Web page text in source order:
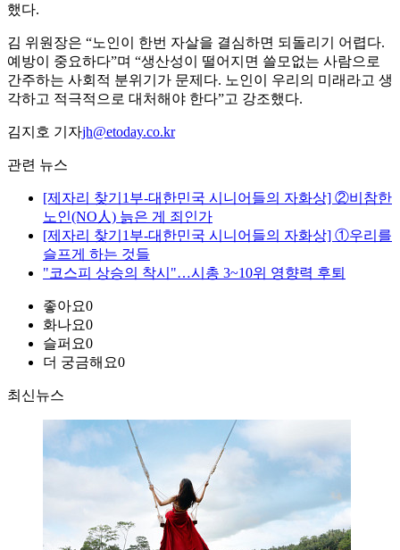
했다.
김 위원장은 “노인이 한번 자살을 결심하면 되돌리기 어렵다.
예방이 중요하다”며 “생산성이 떨어지면 쓸모없는 사람으로
간주하는 사회적 분위기가 문제다. 노인이 우리의 미래라고 생
각하고 적극적으로 대처해야 한다”고 강조했다.
김지호 기자jh@etoday.co.kr
관련 뉴스
[제자리 찾기1부-대한민국 시니어들의 자화상] ②비참한
노인(NO人) 늙은 게 죄인가
[제자리 찾기1부-대한민국 시니어들의 자화상] ①우리를
슬프게 하는 것들
"코스피 상승의 착시"…시총 3~10위 영향력 후퇴
좋아요0
화나요0
슬퍼요0
더 궁금해요0
최신뉴스